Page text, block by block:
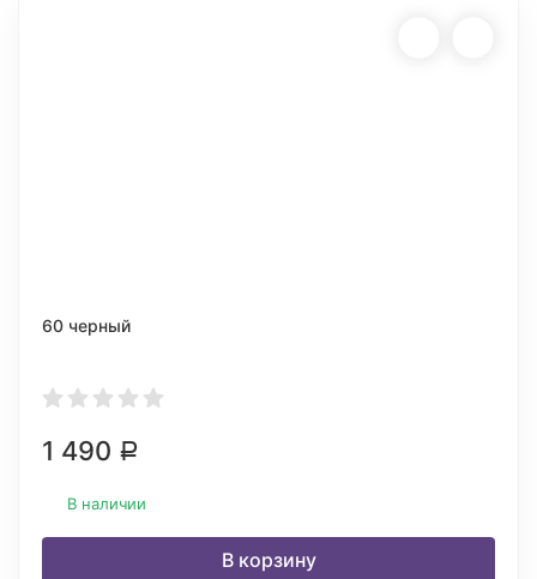
60 черный
1 490 Р
В наличии
В корзину